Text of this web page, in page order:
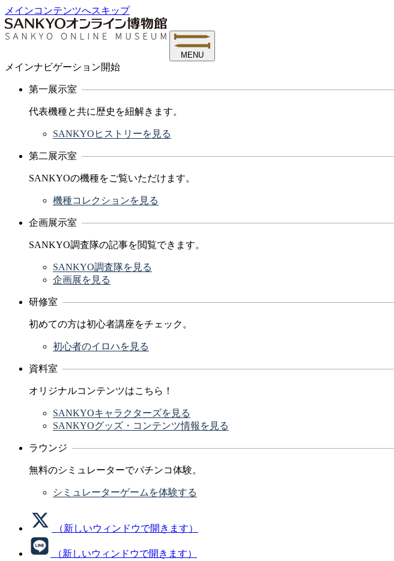
メインコンテンツへスキップ
MENU
メインナビゲーション開始
第一展示室
代表機種と共に歴史を紐解きます。
SANKYOヒストリーを見る
第二展示室
SANKYOの機種をご覧いただけます。
機種コレクションを見る
企画展示室
SANKYO調査隊の記事を閲覧できます。
SANKYO調査隊を見る
企画展を見る
研修室
初めての方は初心者講座をチェック。
初心者のイロハを見る
資料室
オリジナルコンテンツはこちら！
SANKYOキャラクターズを見る
SANKYOグッズ・コンテンツ情報を見る
ラウンジ
無料のシミュレーターでパチンコ体験。
シミュレーターゲームを体験する
（新しいウィンドウで開きます）
（新しいウィンドウで開きます）